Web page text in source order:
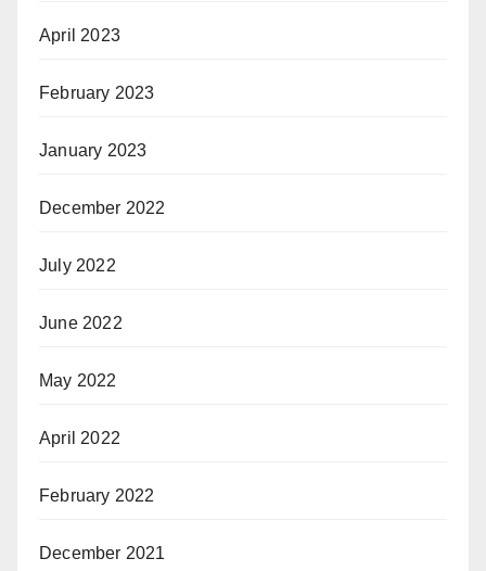
April 2023
February 2023
January 2023
December 2022
July 2022
June 2022
May 2022
April 2022
February 2022
December 2021